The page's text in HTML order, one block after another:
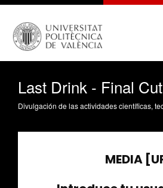
Last Drink - Final Cut